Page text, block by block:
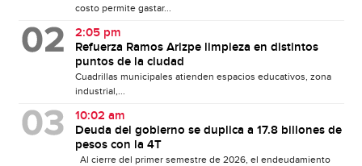
costo permite gastar...
2:05 pm
Refuerza Ramos Arizpe limpieza en distintos
puntos de la ciudad
Cuadrillas municipales atienden espacios educativos, zona
industrial,...
10:02 am
Deuda del gobierno se duplica a 17.8 billones de
pesos con la 4T
Al cierre del primer semestre de 2026, el endeudamiento